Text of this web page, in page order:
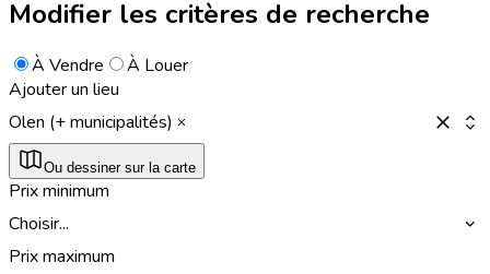
Modifier les critères de recherche
À Vendre
À Louer
Ajouter un lieu
Olen (+ municipalités)
Ou dessiner sur la carte
Prix minimum
Choisir...
Prix maximum